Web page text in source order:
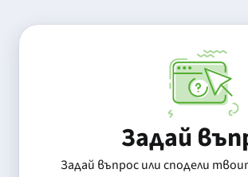
Задай
Задай въпрос или сподели